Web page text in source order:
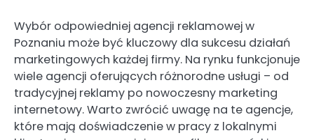
Wybór odpowiedniej agencji reklamowej w
Poznaniu może być kluczowy dla sukcesu działań
marketingowych każdej firmy. Na rynku funkcjonuje
wiele agencji oferujących różnorodne usługi – od
tradycyjnej reklamy po nowoczesny marketing
internetowy. Warto zwrócić uwagę na te agencje,
które mają doświadczenie w pracy z lokalnymi